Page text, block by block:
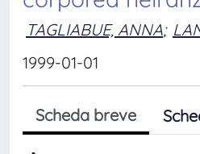
TAGLIABUE, ANNA;
1999-01-01
Scheda breve